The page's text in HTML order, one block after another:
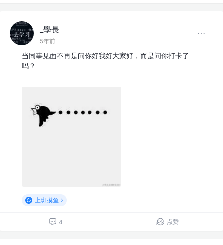
_學長
5年前
当同事见面不再是问你好我好大家好，而是问你打卡了
吗？
上班摸鱼
4 点赞